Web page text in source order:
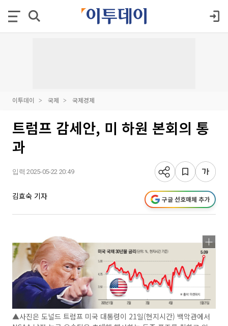
이투데이 국제 국제경제
트럼프 감세안, 미 하원 본회의 통
과
입력 2025-05-22 20:49
김효숙 기자 구글 선호매체 추가
▲사진은 도널드 트럼프 미국 대통령이 21일(현지시간) 백악관에서